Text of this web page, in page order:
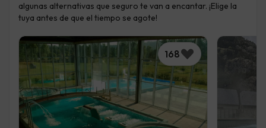
algunas alternativas que seguro te van a encantar. ¡Elige la
tuya antes de que el tiempo se agote!
168